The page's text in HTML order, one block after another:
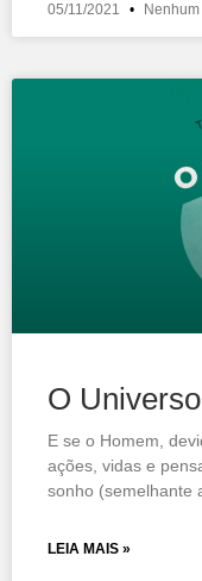
05/11/2021
O
E se o Homem,
ações, vidas e
sonho (semelhante
LEIA MAIS »